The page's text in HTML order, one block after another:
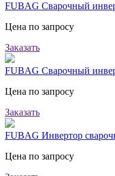
FUBAG Сварочный
Цена по запросу
Заказать
FUBAG Сварочный
Цена по запросу
Заказать
FUBAG Инвертор
Цена по запросу